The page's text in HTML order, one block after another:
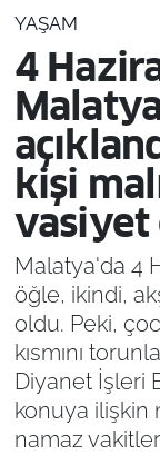
YAŞAM
4
kişi
vasiyet
Malatya'da 4
öğle, ikindi,
oldu. Peki,
kısmını
Diyanet İşleri
konuya
namaz
Resmi
Son
Haber